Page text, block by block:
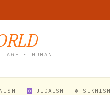
• HUMAN
JUDAISM ☬ SIKHISM